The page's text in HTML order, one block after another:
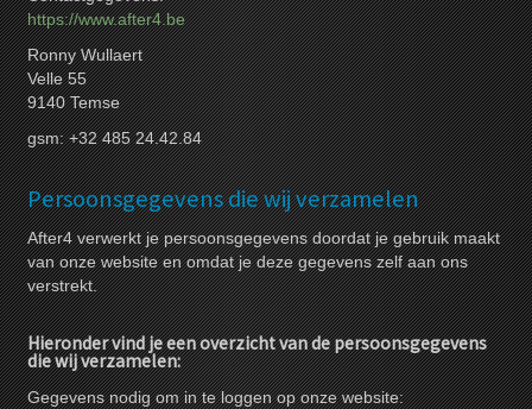
https://www.after4.be
Ronny Wullaert
Velle 55
9140 Temse
gsm: +32 485 24.42.84
Persoonsgegevens die wij verzamelen
After4 verwerkt je persoonsgegevens doordat je gebruik maakt
van onze website en omdat je deze gegevens zelf aan ons
verstrekt.
Hieronder vind je een overzicht van de persoonsgegevens
die wij verzamelen:
Gegevens nodig om in te loggen op onze website: